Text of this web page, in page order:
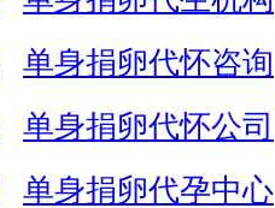
单身捐卵代怀咨询
单身捐卵代怀公司
单身捐卵代孕中心